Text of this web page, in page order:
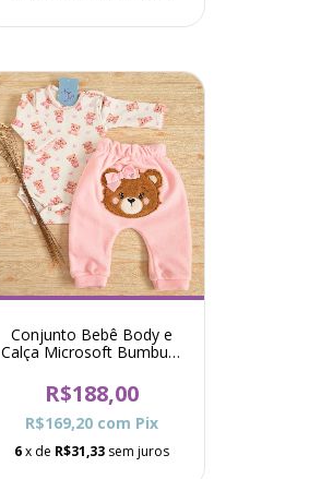
Conjunto Bebê Body e
Calça Microsoft Bumbum
Rosa
R$188,00
R$169,20 com Pix
6x de R$31,33 sem juros